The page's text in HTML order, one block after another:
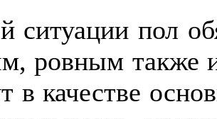
ситуации пол
ровным также
в качестве